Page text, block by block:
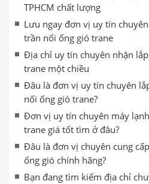
TPHCM chất lượng
Lưu ngay đơn vị uy tín
trần nối ống gió trane
Địa chỉ uy tín chuyên nhận
trane một chiều
Đâu là đơn vị uy tín chuyên
nối ống gió trane?
Đơn vị uy tín chuyên máy
trane giá tốt tìm ở đâu?
Đâu là đơn vị chuyên cung
ống gió chính hãng?
Bạn đang tìm kiếm địa chỉ